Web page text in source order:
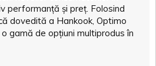
performanță și preț. Folosind
dovedită a Hankook, Optimo
gamă de opțiuni multiprodus în